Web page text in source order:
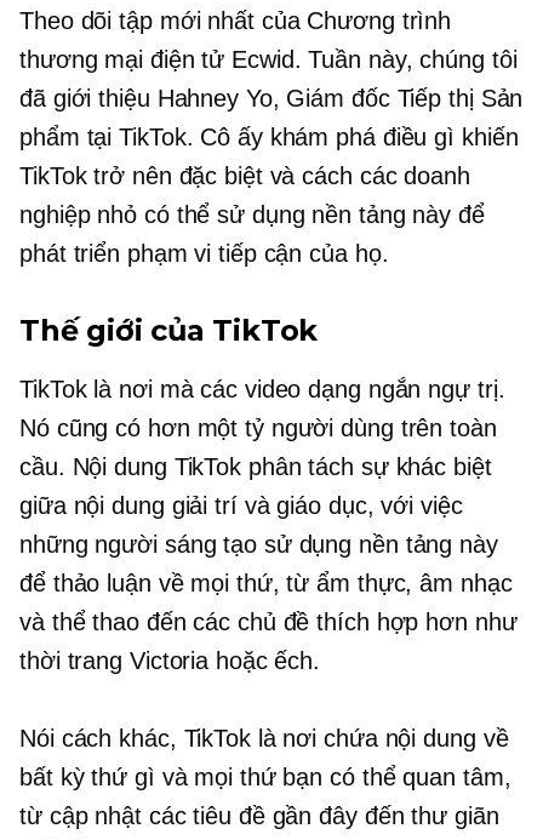
Theo dõi tập mới nhất của Chương trình
thương mại điện tử Ecwid. Tuần này, chúng tôi
đã giới thiệu Hahney Yo, Giám đốc Tiếp thị Sản
phẩm tại TikTok. Cô ấy khám phá điều gì khiến
TikTok trở nên đặc biệt và cách các doanh
nghiệp nhỏ có thể sử dụng nền tảng này để
phát triển phạm vi tiếp cận của họ.
Thế giới của TikTok
TikTok là nơi mà các video dạng ngắn ngự trị.
Nó cũng có hơn một tỷ người dùng trên toàn
cầu. Nội dung TikTok phân tách sự khác biệt
giữa nội dung giải trí và giáo dục, với việc
những người sáng tạo sử dụng nền tảng này
để thảo luận về mọi thứ, từ ẩm thực, âm nhạc
và thể thao đến các chủ đề thích hợp hơn như
thời trang Victoria hoặc ếch.
Nói cách khác, TikTok là nơi chứa nội dung về
bất kỳ thứ gì và mọi thứ bạn có thể quan tâm,
từ cập nhật các tiêu đề gần đây đến thư giãn